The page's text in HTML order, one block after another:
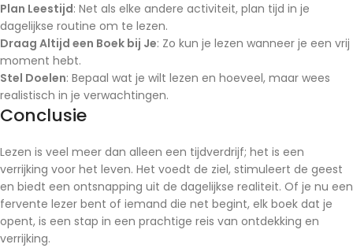
Plan Leestijd: Net als elke andere activiteit, plan tijd in je
dagelijkse routine om te lezen.
Draag Altijd een Boek bij Je: Zo kun je lezen wanneer je een vrij
moment hebt.
Stel Doelen: Bepaal wat je wilt lezen en hoeveel, maar wees
realistisch in je verwachtingen.
Conclusie
Lezen is veel meer dan alleen een tijdverdrijf; het is een
verrijking voor het leven. Het voedt de ziel, stimuleert de geest
en biedt een ontsnapping uit de dagelijkse realiteit. Of je nu een
fervente lezer bent of iemand die net begint, elk boek dat je
opent, is een stap in een prachtige reis van ontdekking en
verrijking.